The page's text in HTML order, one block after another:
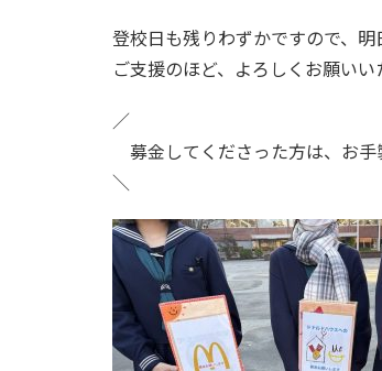
登校日も残りわずかですので、明
ご支援のほど、よろしくお願いい
／
募金してくださった方は、お手
＼